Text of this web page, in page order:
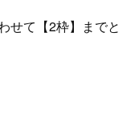
せて【2枠】までと